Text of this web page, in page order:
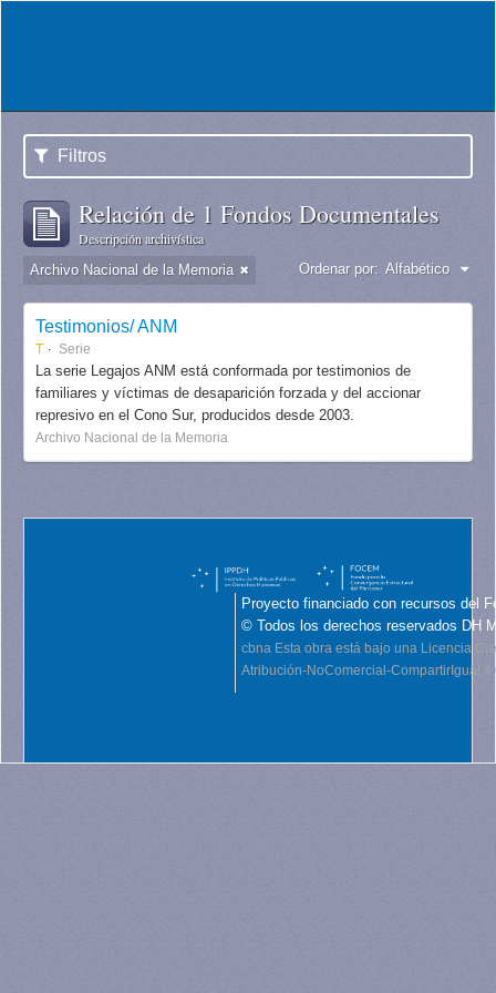
Filtros
Relación de 1 Fondos Documentales
Descripción archivística
Archivo Nacional de la Memoria Ordenar por: Alfabético
Testimonios/ ANM
T Serie
La serie Legajos ANM está conformada por testimonios de
familiares y víctimas de desaparición forzada y del accionar
represivo en el Cono Sur, producidos desde 2003.
Archivo Nacional de la Memoria
Proyecto financiado con recursos del
© Todos los derechos reservados DH
cbna Esta obra está bajo una Licencia
Atribución-NoComercial-CompartirIgual